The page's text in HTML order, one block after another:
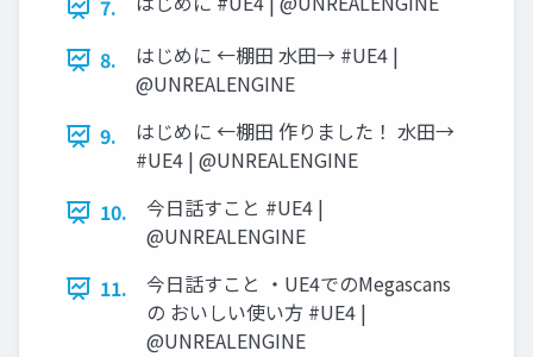
7.
8.
はじめに ←棚田 水田→ #UE4 |
@UNREALENGINE
9.
はじめに ←棚田 作りました！ 水田→
#UE4 | @UNREALENGINE
10.
今日話すこと #UE4 |
@UNREALENGINE
11.
今日話すこと ・UE4でのMegascans
の おいしい使い方 #UE4 |
@UNREALENGINE